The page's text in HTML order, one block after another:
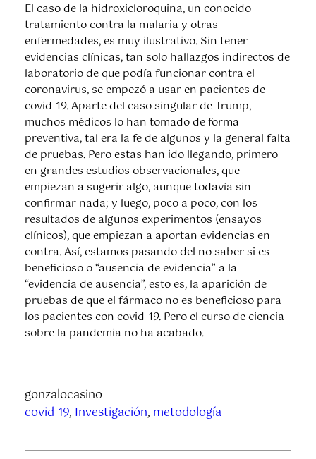
El caso de la hidroxicloroquina, un conocido
tratamiento contra la malaria y otras
enfermedades, es muy ilustrativo. Sin tener
evidencias clínicas, tan solo hallazgos indirectos de
laboratorio de que podía funcionar contra el
coronavirus, se empezó a usar en pacientes de
covid-19. Aparte del caso singular de Trump,
muchos médicos lo han tomado de forma
preventiva, tal era la fe de algunos y la general falta
de pruebas. Pero estas han ido llegando, primero
en grandes estudios observacionales, que
empiezan a sugerir algo, aunque todavía sin
confirmar nada; y luego, poco a poco, con los
resultados de algunos experimentos (ensayos
clínicos), que empiezan a aportan evidencias en
contra. Así, estamos pasando del no saber si es
beneficioso o “ausencia de evidencia” a la
“evidencia de ausencia”, esto es, la aparición de
pruebas de que el fármaco no es beneficioso para
los pacientes con covid-19. Pero el curso de ciencia
sobre la pandemia no ha acabado.
gonzalocasino
covid-19, Investigación, metodología